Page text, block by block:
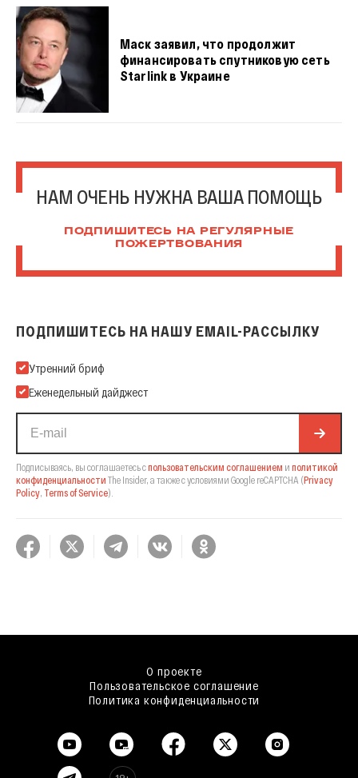
Маск заявил, что продолжит
финансировать спутниковую сеть
Starlink в Украине
НАМ ОЧЕНЬ НУЖНА ВАША ПОМОЩЬ
ПОДПИШИТЕСЬ НА РЕГУЛЯРНЫЕ
ПОЖЕРТВОВАНИЯ
ПОДПИШИТЕСЬ НА НАШУ EMAIL-РАССЫЛКУ
Подпишитесь на нашу Email-рассылку
Утренний бриф
Еженедельный дайджест
Подписываясь, вы соглашаетесь спользовательским соглашением и политикой
конфиденциальности The Insider, а также с условиями Google reCAPTCHA (Privacy
Policy, Terms of Service).
О проекте
Пользовательское соглашение
Политика конфиденциальности